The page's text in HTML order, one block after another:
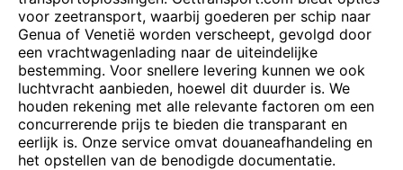
voor zeetransport, waarbij goederen per schip naar
Genua of Venetië worden verscheept, gevolgd door
een vrachtwagenlading naar de uiteindelijke
bestemming. Voor snellere levering kunnen we ook
luchtvracht aanbieden, hoewel dit duurder is. We
houden rekening met alle relevante factoren om een
concurrerende prijs te bieden die transparant en
eerlijk is. Onze service omvat douaneafhandeling en
het opstellen van de benodigde documentatie.